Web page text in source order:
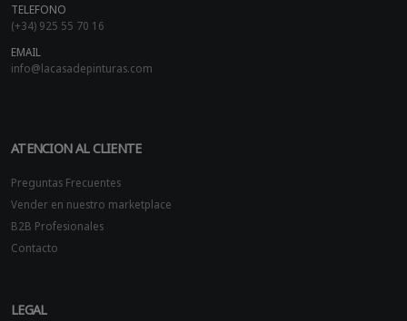
TELEFONO
(+34) 925 55 70 16
EMAIL
info@lacasadepinturas.com
ATENCION AL CLIENTE
Preguntas Frecuentes
Vender en nuestro marketplace
B2B Profesionales
Contacto
LEGAL